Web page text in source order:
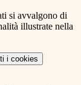
si avvalgono di
illustrate nella
i cookies